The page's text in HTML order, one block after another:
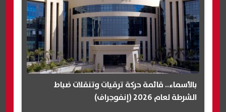
بالأسماء.. قائمة حركة ترقيات وتنقلات ضباط
الشرطة لعام 2026 (إنفوجراف)